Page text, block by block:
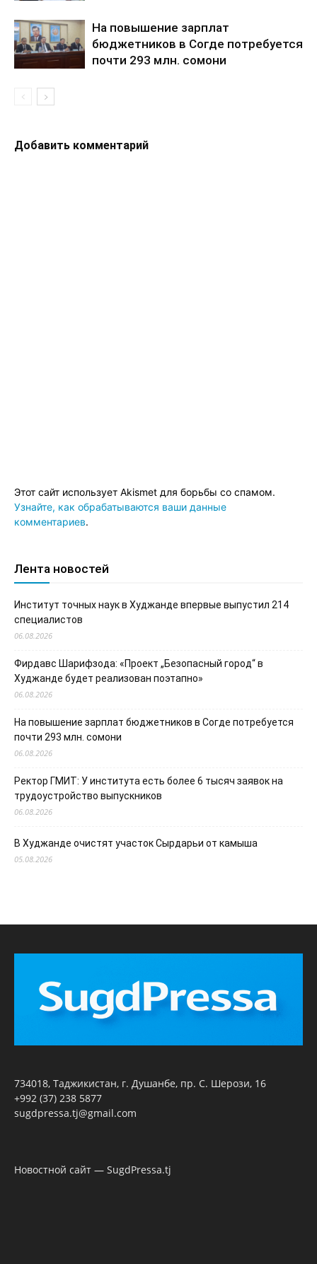
На повышение зарплат
бюджетников в Согде потребуется
почти 293 млн. сомони
Добавить комментарий
Этот сайт использует Akismet для борьбы со спамом.
Узнайте, как обрабатываются ваши данные
комментариев.
Лента новостей
Институт точных наук в Худжанде впервые выпустил 214
специалистов
06.08.2026
Фирдавс Шарифзода: «Проект „Безопасный город“ в
Худжанде будет реализован поэтапно»
06.08.2026
На повышение зарплат бюджетников в Согде потребуется
почти 293 млн. сомони
06.08.2026
Ректор ГМИТ: У института есть более 6 тысяч заявок на
трудоустройство выпускников
06.08.2026
В Худжанде очистят участок Сырдарьи от камыша
05.08.2026
734018, Таджикистан, г. Душанбе, пр. С. Шерози, 16
+992 (37) 238 5877
sugdpressa.tj@gmail.com
Новостной сайт — SugdPressa.tj